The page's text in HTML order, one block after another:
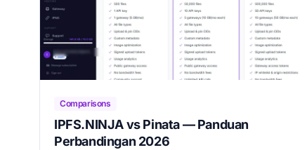
Comparisons
IPFS.NINJA vs Pinata — Panduan
Perbandingan 2026